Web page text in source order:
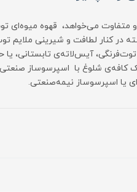
متفاوت می‌خواهد، قهوه میوه‌ای
در کنار لطافت و شیرینی ملایم
آیس‌لاته‌ی تابستانی، یا
کافه‌ی شلوغ با اسپرسوساز
یا اسپرسوساز نیمه‌صنعتی.